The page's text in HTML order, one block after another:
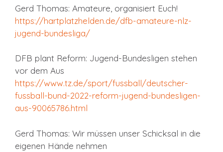
Gerd Thomas: Amateure, organisiert Euch!
https://hartplatzhelden.de/dfb-amateure-nlz-
jugend-bundesliga/
DFB plant Reform: Jugend-Bundesligen stehen
vor dem Aus
https://www.tz.de/sport/fussball/deutscher-
fussball-bund-2022-reform-jugend-bundesligen-
aus-90065786.html
Gerd Thomas: Wir müssen unser Schicksal in die
eigenen Hände nehmen